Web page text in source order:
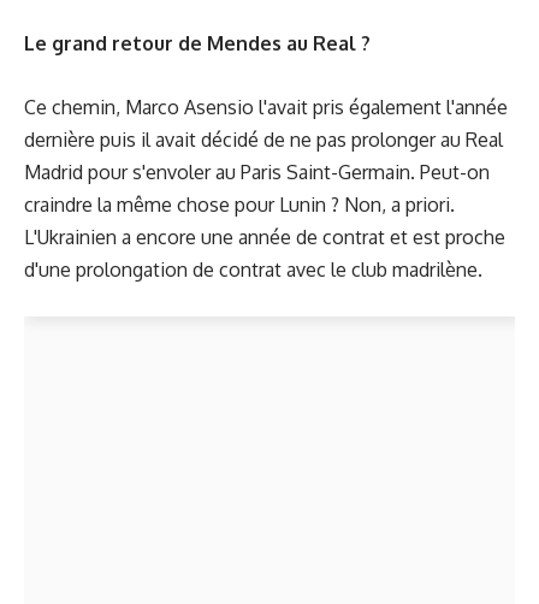
Le grand retour de Mendes au Real ?
Ce chemin, Marco Asensio l'avait pris également l'année
dernière puis il avait décidé de ne pas prolonger au Real
Madrid pour s'envoler au Paris Saint-Germain. Peut-on
craindre la même chose pour Lunin ? Non, a priori.
L'Ukrainien a encore une année de contrat et est proche
d'une prolongation de contrat avec le club madrilène.